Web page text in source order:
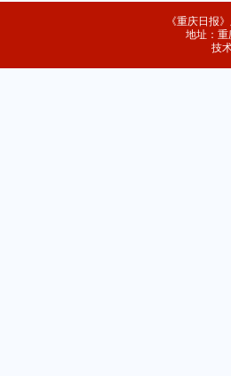
《重庆日报
地址：重
技